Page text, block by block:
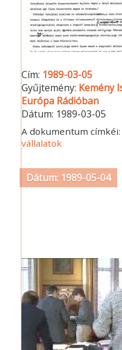
Cím: 1989-03-05
Gyűjtemény: Kemény
Európa Rádióban
Dátum: 1989-03-05
A dokumentum címkéi:
vállalatok
Dátum: 1989-05-04